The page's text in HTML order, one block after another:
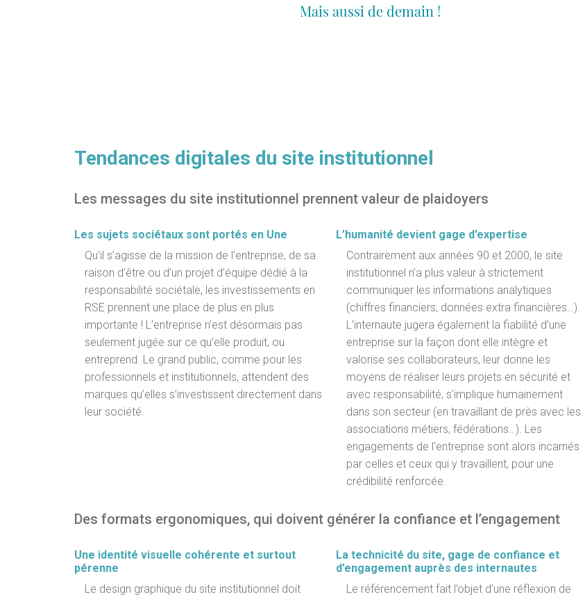
Mais aussi de demain !
Tendances digitales du site institutionnel
Les messages du site institutionnel prennent valeur de plaidoyers
Les sujets sociétaux sont portés en Une
Qu’il s’agisse de la mission de l’entreprise, de sa
raison d’être ou d’un projet d’équipe dédié à la
responsabilité sociétale, les investissements en
RSE prennent une place de plus en plus
importante ! L’entreprise n’est désormais pas
seulement jugée sur ce qu’elle produit, ou
entreprend. Le grand public, comme pour les
professionnels et institutionnels, attendent des
marques qu’elles s’investissent directement dans
leur société.
L’humanité devient gage d’expertise
Contrairement aux années 90 et 2000, le site
institutionnel n’a plus valeur à strictement
communiquer les informations analytiques
(chiffres financiers, données extra financières…).
L’internaute jugera également la fiabilité d’une
entreprise sur la façon dont elle intègre et
valorise ses collaborateurs, leur donne les
moyens de réaliser leurs projets en sécurité et
avec responsabilité, s’implique humainement
dans son secteur (en travaillant de près avec les
associations métiers, fédérations…). Les
engagements de l’entreprise sont alors incarnés
par celles et ceux qui y travaillent, pour une
crédibilité renforcée.
Des formats ergonomiques, qui doivent générer la confiance et l’engagement
Une identité visuelle cohérente et surtout
pérenne
Le design graphique du site institutionnel doit
La technicité du site, gage de confiance et
d’engagement auprès des internautes
Le référencement fait l’objet d’une réflexion de